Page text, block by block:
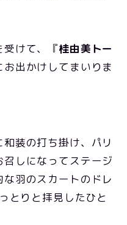
けて、『桂由美トー
お出かけしてまいりま
装の打ち掛け、パリ
しになってステージ
羽のスカートのドレ
とりと拝見したひと